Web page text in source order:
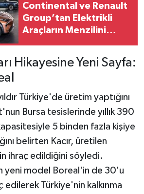
Continental ve Renault
Group’tan Elektrikli
Araçların Menzilini
Hikayesine Yeni Sayfa:
Türkiye'de üretim yaptığını
Bursa tesislerinde yıllık 390
5 binden fazla kişiye
belirten Kacır, üretilen
ihraç edildiğini söyledi.
yeni model Boreal'in de 30'u
edilerek Türkiye'nin kalkınma